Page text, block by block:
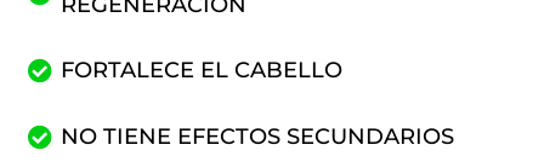
FORTALECE EL CABELLO
NO TIENE EFECTOS SECUNDARIOS